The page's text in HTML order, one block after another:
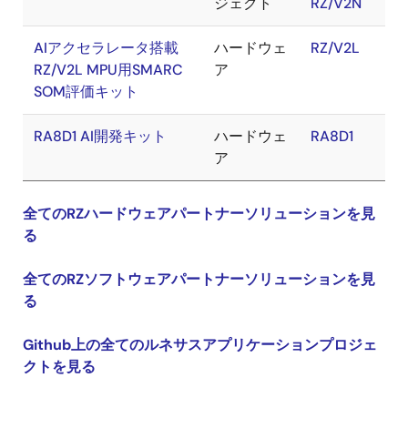
AIアクセラレータ搭載
RZ/V2L MPU用SMARC
SOM評価キット
ハードウェ
ア
RZ/V2L
RA8D1 AI開発キット
ハードウェ
ア
RA8D1
全てのRZハードウェアパートナーソリューションを見
る
全てのRZソフトウェアパートナーソリューションを見
る
Github上の全てのルネサスアプリケーションプロジェ
クトを見る